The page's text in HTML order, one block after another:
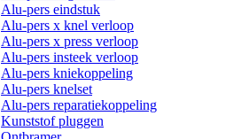
Alu-pers eindstuk
Alu-pers x knel verloop
Alu-pers x press verloop
Alu-pers insteek verloop
Alu-pers kniekoppeling
Alu-pers knelset
Alu-pers reparatiekoppeling
Kunststof pluggen